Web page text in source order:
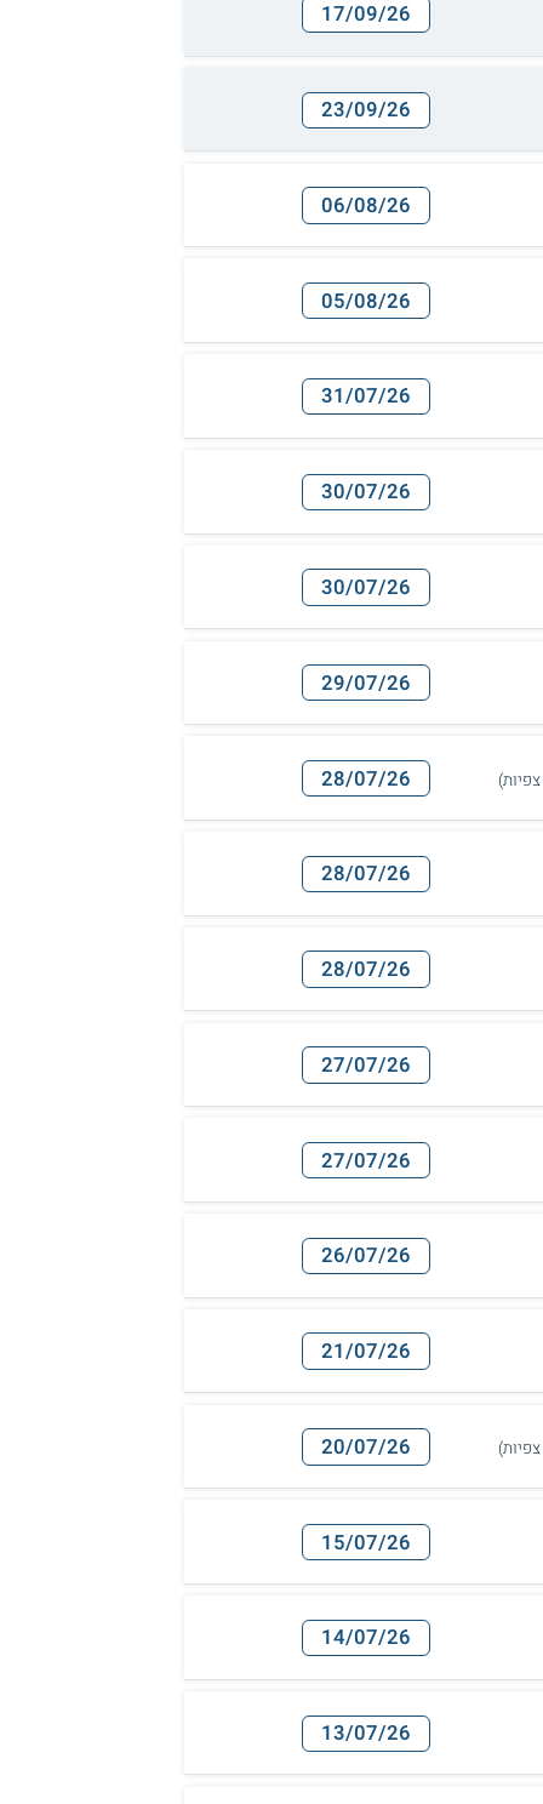
17/09/26
23/09/26
06/08/26
05/08/26
31/07/26
30/07/26
30/07/26
29/07/26
28/07/26
28/07/26
28/07/26
27/07/26
27/07/26
26/07/26
21/07/26
20/07/26
15/07/26
14/07/26
13/07/26